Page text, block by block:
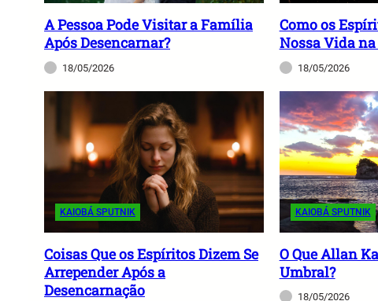
A Pessoa Pode Visitar a Família
Após Desencarnar?
18/05/2026
Como os
Nossa Vida na
18/05/2026
KAIOBÁ SPUTNIK
Coisas Que os Espíritos Dizem Se
Arrepender Após a
Desencarnação
KAIOBÁ SPUTNIK
O Que Allan
Umbral?
18/05/2026